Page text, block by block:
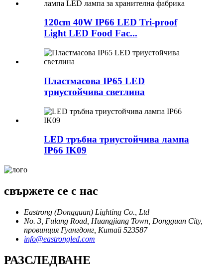
120cm 40W IP66 LED Tri-proof
Light LED Food Fac...
Пластмасова IP65 LED
триустойчива светлина
LED тръбна триустойчива лампа
IP66 IK09
свържете се с нас
Eastrong (Dongguan) Lighting Co., Ltd
No. 3, Fulang Road, Huangjiang Town, Dongguan City,
провинция Гуангдонг, Китай 523587
info@eastrongled.com
РАЗСЛЕДВАНЕ